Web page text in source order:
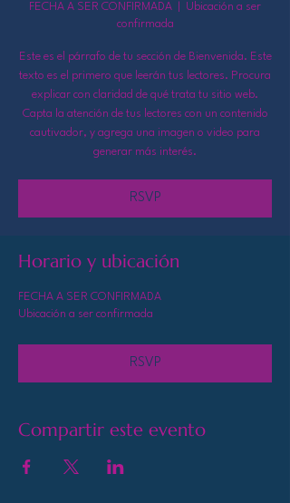
FECHA A SER CONFIRMADA
Ubicación a ser
confirmada
Este es el párrafo de tu sección de Bienvenida. Este
texto es el primero que leerán tus lectores. Procura
explicar con claridad de qué trata tu sitio web.
Capta la atención de tus lectores con un contenido
cautivador, y agrega una imagen o video para
generar más interés.
RSVP
Horario y ubicación
FECHA A SER CONFIRMADA
Ubicación a ser confirmada
RSVP
Compartir este evento